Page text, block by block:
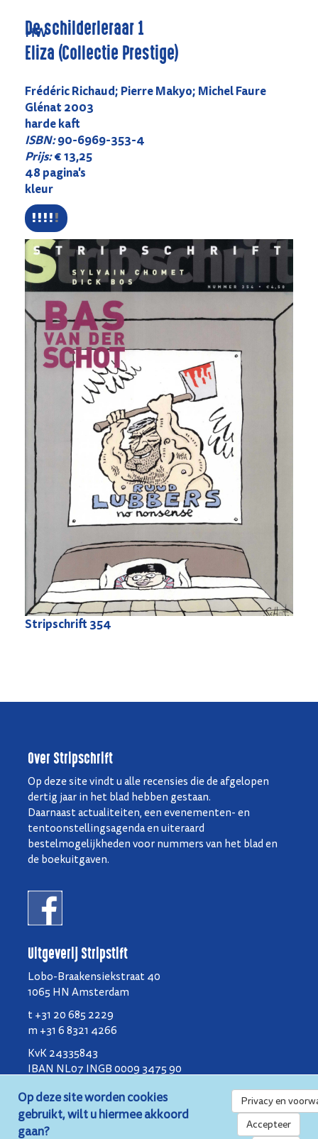
HW
De schilderleraar 1
Eliza (Collectie Prestige)
Frédéric Richaud; Pierre Makyo; Michel Faure
Glénat 2003
harde kaft
ISBN:90-6969-353-4
Prijs:€ 13,25
48 pagina's
kleur
Stripschrift354
Over Stripschrift
Op deze site vindt u alle recensies die de afgelopen
dertig jaar in het blad hebben gestaan.
Daarnaast actualiteiten, een evenementen- en
tentoonstellingsagenda en uiteraard
bestelmogelijkheden voor nummers van het blad en
de boekuitgaven.
Uitgeverij Stripstift
Lobo-Braakensiekstraat 40
1065 HN Amsterdam
t +31 20 685 2229
m +31 6 8321 4266
KvK 24335843
IBAN NL07 INGB 0009 3475 90
Privacy en voorwaarden
Op deze site worden cookies
gebruikt, wilt u hiermee akkoord
gaan?
Privacy en
Accepteer